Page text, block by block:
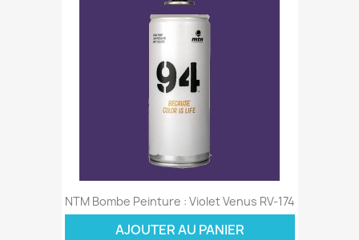
NTM Bombe Peinture : Violet Venus RV-174
AJOUTER AU PANIER